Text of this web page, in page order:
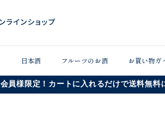
日本酒 フルーツのお酒 お買い物ガ
会員様限定！カートに入れるだけで送料無料